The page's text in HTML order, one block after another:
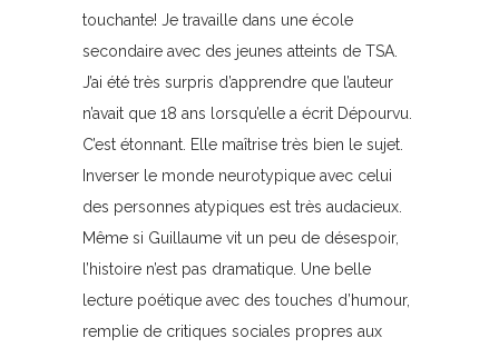
touchante! Je travaille dans une école
secondaire avec des jeunes atteints de TSA.
J’ai été très surpris d’apprendre que l’auteur
n’avait que 18 ans lorsqu’elle a écrit Dépourvu.
C’est étonnant. Elle maîtrise très bien le sujet.
Inverser le monde neurotypique avec celui
des personnes atypiques est très audacieux.
Même si Guillaume vit un peu de désespoir,
l’histoire n’est pas dramatique. Une belle
lecture poétique avec des touches d’humour,
remplie de critiques sociales propres aux